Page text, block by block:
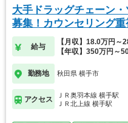
大手ドラッグチェーン
募集！カウンセリング
給与
【月収】18.0万円～
【年収】350万円～
勤務地 秋田県 横手市
アクセス
ＪＲ奥羽本線 横手駅
ＪＲ北上線 横手駅